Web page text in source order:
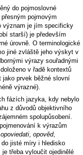
do pojmoslovné
pojmovým
význam je jím specificky
starší) je především
úrovně. O terminologické
jiné zvláště jeho výskyt v
výrazy souřadnými
v řadě kontextů
jako prvek běžné slovní
výrazné).
fázích jazyka, kdy nebylo
z důvodů objektivního
spolupůsobení.
k výrazům
opoviedati, opověd,
jisté míry i hledisko
třeba vyloučit ojedinělé